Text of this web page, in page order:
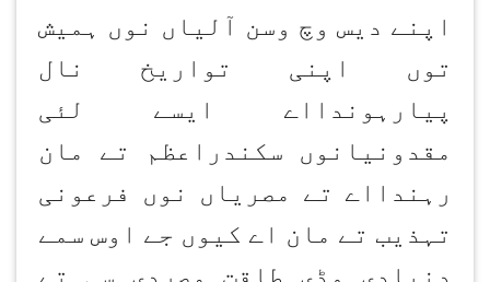
اپنے دیس وچ وسن آلیاں نوں ہمیش
توں اپنی تواریخ نال
پیارہوندااے ایسے لئی
مقدونیانوں سکندراعظم تے مان
رہندااے تے مصریاں نوں فرعونی
تہذیب تے مان اے کیوں جے اوس سمے
دنیادی وڈی طاقت مصردی سی تے